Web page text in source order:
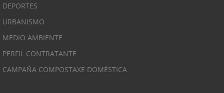
DEPORTES
URBANISMO
MEDIO AMBIENTE
PERFIL CONTRATANTE
CAMPAÑA COMPOSTAXE DOMÉSTICA